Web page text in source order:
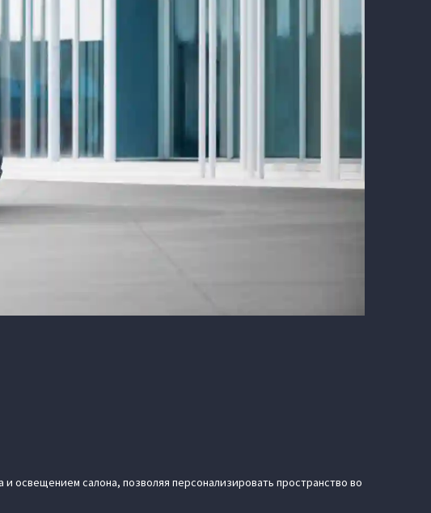
освещением салона, позволяя персонализировать пространство во